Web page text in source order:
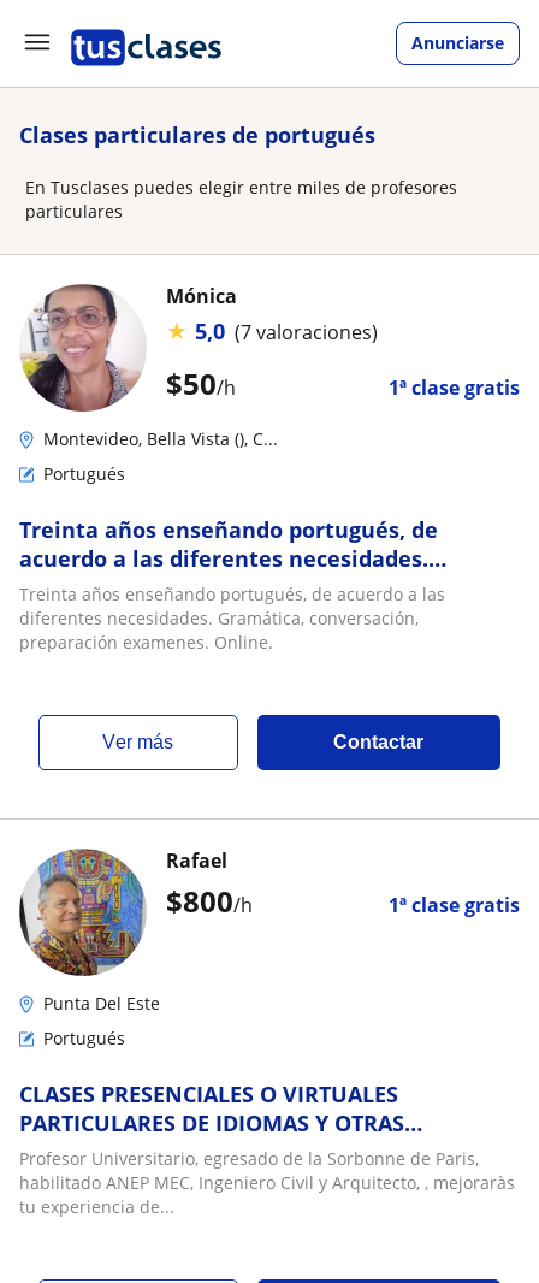
Anunciarse
Clases particulares de portugués
En Tusclases puedes elegir entre miles de profesores
particulares
$50/h 1ª clase gratis
Mónica
★ 5,0 (7 valoraciones)
Montevideo, Bella Vista (), C...
Portugués
Treinta años enseñando portugués, de
acuerdo a las diferentes necesidades.
Gramática, conversación, preparación
examenes. Online
Treinta años enseñando portugués, de acuerdo a las
diferentes necesidades. Gramática, conversación,
preparación examenes. Online.
ver más Contactar
$800/h 1ª clase gratis
Rafael
Punta Del Este
Portugués
CLASES PRESENCIALES O VIRTUALES
PARTICULARES DE IDIOMAS Y OTRAS
ASIGNATURAS
Profesor Universitario, egresado de la Sorbonne de Paris,
habilitado ANEP MEC, Ingeniero Civil y Arquitecto, , mejoraràs
tu experiencia de...